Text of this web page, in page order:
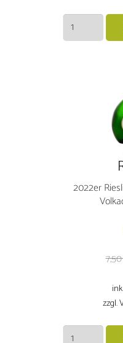
2024er
Weißburgunder
2022er
zzgl.
2022er